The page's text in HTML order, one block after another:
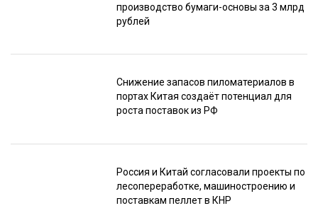
производство бумаги-основы за 3 млрд
рублей
Снижение запасов пиломатериалов в
портах Китая создаёт потенциал для
роста поставок из РФ
Россия и Китай согласовали проекты по
лесопереработке, машиностроению и
поставкам пеллет в КНР